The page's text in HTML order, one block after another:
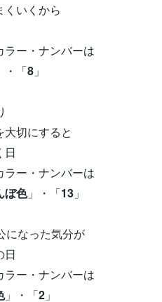
から
ナンバーは
・「8 」
すると
ナンバーは
ぼ色」・「13 」
になった気分が
ナンバーは
」・「2 」